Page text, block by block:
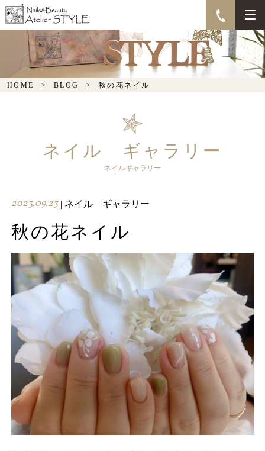
秋の花ネイル
HOME BLOG 秋の花ネイル
ネイル ギャラリー
ネイルギャラリー
2023.09.23| ネイル ギャラリー
秋の花ネイル